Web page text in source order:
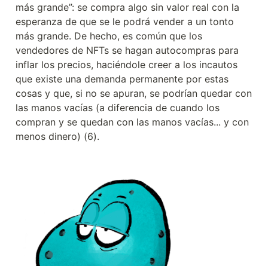
más grande”: se compra algo sin valor real con la
esperanza de que se le podrá vender a un tonto
más grande. De hecho, es común que los
vendedores de NFTs se hagan autocompras para
inflar los precios, haciéndole creer a los incautos
que existe una demanda permanente por estas
cosas y que, si no se apuran, se podrían quedar con
las manos vacías (a diferencia de cuando los
compran y se quedan con las manos vacías... y con
menos dinero) (6).